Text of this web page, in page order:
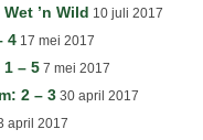
’n Wild 10 juli 2017
4 17 mei 2017
– 5 7 mei 2017
2 – 3 30 april 2017
april 2017